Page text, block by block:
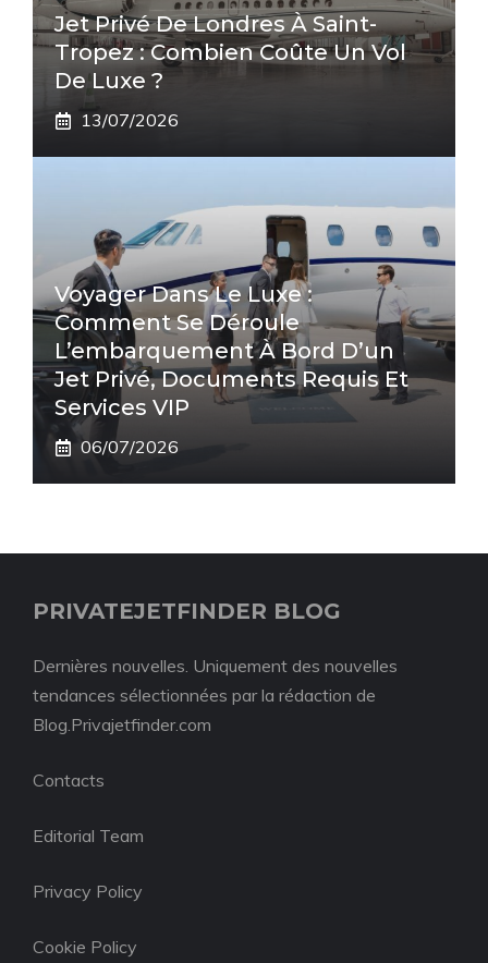
Jet Privé De Londres À Saint-
Tropez : Combien Coûte Un Vol
De Luxe ?
13/07/2026
Voyager Dans Le Luxe :
Comment Se Déroule
L’embarquement À Bord D’un
Jet Privé, Documents Requis Et
Services VIP
06/07/2026
PRIVATEJETFINDER BLOG
Dernières nouvelles. Uniquement des nouvelles
tendances sélectionnées par la rédaction de
Blog.Privajetfinder.com
Contacts
Editorial Team
Privacy Policy
Cookie Policy